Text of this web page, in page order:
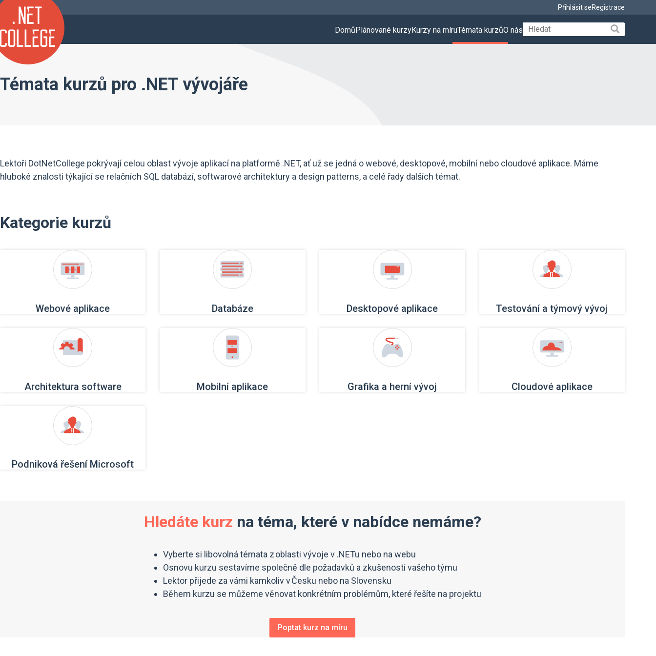
Přihlásit seRegistrace
DomůPlánované kurzyKurzy na míruTémata kurzůO nás
Témata kurzů pro .NET vývojáře
Lektoři DotNetCollege pokrývají celou oblast vývoje aplikací na platformě .NET, ať už se jedná o webové, desktopové, mobilní nebo cloudové aplikace. Máme
hluboké znalosti týkající se relačních SQL databází, softwarové architektury a design patterns, a celé řady dalších témat.
Kategorie kurzů
Webové aplikace Databáze Desktopové aplikace Testování a týmový vývoj
Architektura software Mobilní aplikace Grafika a herní vývoj Cloudové aplikace
Podniková řešení Microsoft
Hledáte kurz na téma, které v nabídce nemáme?
Vyberte si libovolná témata z oblasti vývoje v .NETu nebo na webu
Osnovu kurzu sestavíme společně dle požadavků a zkušeností vašeho týmu
Lektor přijede za vámi kamkoliv v Česku nebo na Slovensku
Během kurzu se můžeme věnovat konkrétním problémům, které řešíte na projektu
Poptat kurz na míru